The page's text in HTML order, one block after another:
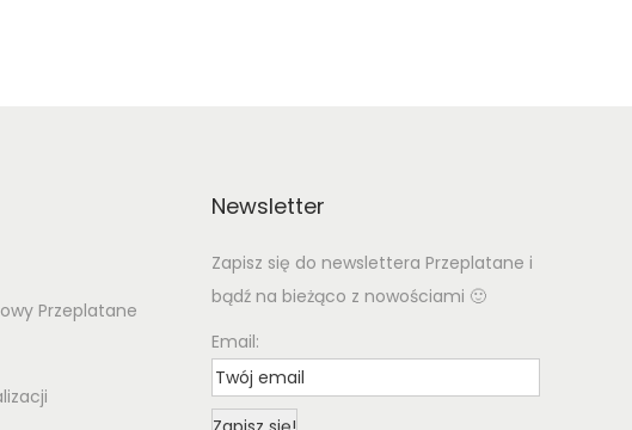
Przeplatane
Newsletter
Zapisz się do newslettera Przeplatane i
bądź na bieżąco z nowościami 🙂
Email: